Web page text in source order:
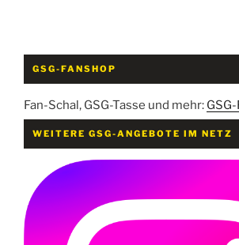
GSG-FANSHOP
Fan-Schal, GSG-Tasse und mehr:
WEITERE GSG-ANGEBOTE IM NETZ